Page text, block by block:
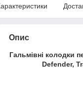
Опис
Гальмівні колодки
Defender,